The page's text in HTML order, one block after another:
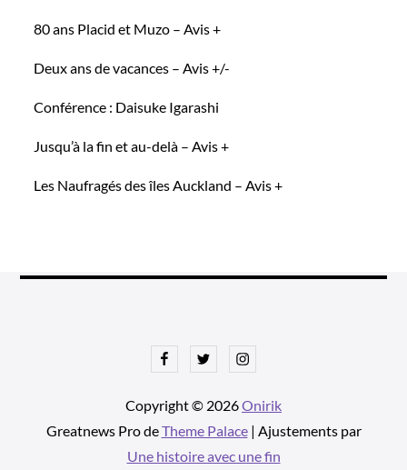
80 ans Placid et Muzo – Avis +
Deux ans de vacances – Avis +/-
Conférence : Daisuke Igarashi
Jusqu’à la fin et au-delà – Avis +
Les Naufragés des îles Auckland – Avis +
FacebookTwitterInstagram
Copyright © 2026Onirik
Greatnews Pro deTheme Palace| Ajustements par
Une histoire avec une fin